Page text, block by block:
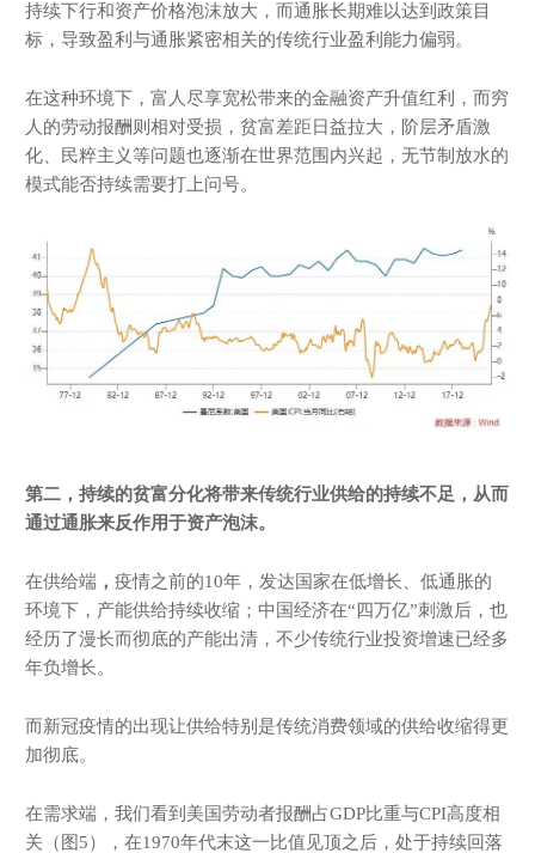
持续下行和资产价格泡沫放大，而通胀长期难以达到政策目
标，导致盈利与通胀紧密相关的传统行业盈利能力偏弱。
在这种环境下，富人尽享宽松带来的金融资产升值红利，而穷
人的劳动报酬则相对受损，贫富差距日益拉大，阶层矛盾激
化、民粹主义等问题也逐渐在世界范围内兴起，无节制放水的
模式能否持续需要打上问号。
第二，持续的贫富分化将带来传统行业供给的持续不足，从而
通过通胀来反作用于资产泡沫。
在供给端 ，疫情之前的10年，发达国家在低增长、低通胀的
环境下，产能供给持续收缩；中国经济在“四万亿”刺激后，也
经历了漫长而彻底的产能出清，不少传统行业投资增速已经多
年负增长。
而新冠疫情的出现让供给特别是传统消费领域的供给收缩得更
加彻底。
在需求端，我们看到美国劳动者报酬占GDP比重与CPI高度相
关（图5），在1970年代末这一比值见顶之后，处于持续回落